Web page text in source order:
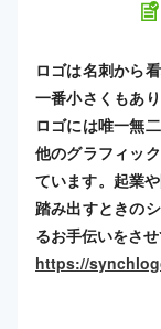
ロゴは名刺から
一番小さくもあ
ロゴには唯一無
他のグラフィッ
ています。起業
踏み出すときの
るお手伝いをさ
https://